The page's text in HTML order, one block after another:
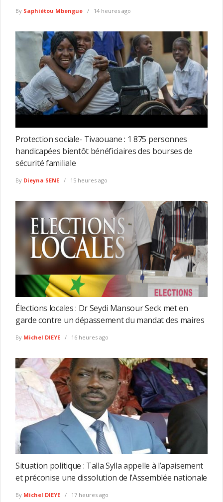
By Saphiétou Mbengue 14 heures ago
Protection sociale- Tivaouane : 1 875 personnes
handicapées bientôt bénéficiaires des bourses de
sécurité familiale
By Dieyna SENE 15 heures ago
Élections locales : Dr Seydi Mansour Seck met en
garde contre un dépassement du mandat des maires
By Michel DIEYE 16 heures ago
Situation politique : Talla Sylla appelle à l’apaisement
et préconise une dissolution de l’Assemblée nationale
By Michel DIEYE 17 heures ago